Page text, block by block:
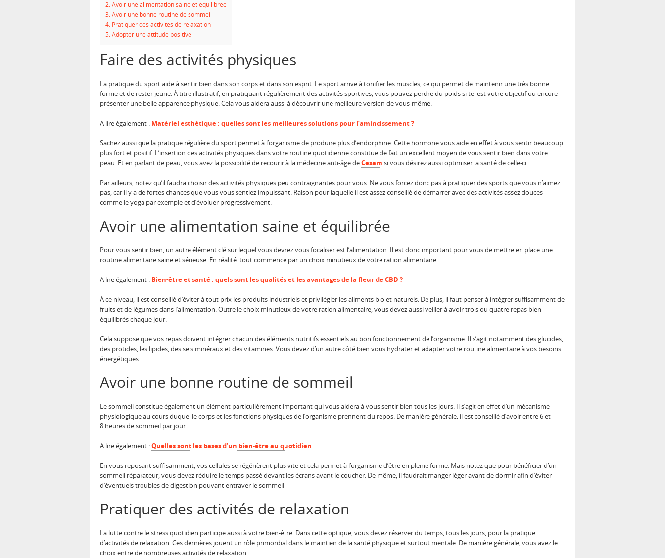
2.Avoir une alimentation saine et équilibrée
3.Avoir une bonne routine de sommeil
4. Pratiquer des activités de relaxation
5.Adopter une attitude positive
Faire des activités physiques
La pratique du sport aide à sentir bien dans son corps et dans son esprit. Le sport arrive à tonifier les muscles, ce qui permet de maintenir une très bonne
forme et de rester jeune. À titre illustratif, en pratiquant régulièrement des activités sportives, vous pouvez perdre du poids si tel est votre objectif ou encore
présenter une belle apparence physique. Cela vous aidera aussi à découvrir une meilleure version de vous-même.
A lire également : Matériel esthétique : quelles sont les meilleures solutions pour l’amincissement ?
Sachez aussi que la pratique régulière du sport permet à l’organisme de produire plus d’endorphine. Cette hormone vous aide en effet à vous sentir beaucoup
plus fort et positif. L’insertion des activités physiques dans votre routine quotidienne constitue de fait un excellent moyen de vous sentir bien dans votre
peau. Et en parlant de peau, vous avez la possibilité de recourir à la médecine anti-âge deCesam si vous désirez aussi optimiser la santé de celle-ci.
Par ailleurs, notez qu’il faudra choisir des activités physiques peu contraignantes pour vous. Ne vous forcez donc pas à pratiquer des sports que vous n’aimez
pas, car il y a de fortes chances que vous vous sentiez impuissant. Raison pour laquelle il est assez conseillé de démarrer avec des activités assez douces
comme le yoga par exemple et d’évoluer progressivement.
Avoir une alimentation saine et équilibrée
Pour vous sentir bien, un autre élément clé sur lequel vous devrez vous focaliser est l’alimentation. Il est donc important pour vous de mettre en place une
routine alimentaire saine et sérieuse. En réalité, tout commence par un choix minutieux de votre ration alimentaire.
A lire également : Bien-être et santé : quels sont les qualités et les avantages de la fleur de CBD ?
À ce niveau, il est conseillé d’éviter à tout prix les produits industriels et privilégier les aliments bio et naturels. De plus, il faut penser à intégrer suffisamment de
fruits et de légumes dans l’alimentation. Outre le choix minutieux de votre ration alimentaire, vous devez aussi veiller à avoir trois ou quatre repas bien
équilibrés chaque jour.
Cela suppose que vos repas doivent intégrer chacun des éléments nutritifs essentiels au bon fonctionnement de l’organisme. Il s’agit notamment des glucides,
des protides, les lipides, des sels minéraux et des vitamines. Vous devez d’un autre côté bien vous hydrater et adapter votre routine alimentaire à vos besoins
énergétiques.
Avoir une bonne routine de sommeil
Le sommeil constitue également un élément particulièrement important qui vous aidera à vous sentir bien tous les jours. Il s’agit en effet d’un mécanisme
physiologique au cours duquel le corps et les fonctions physiques de l’organisme prennent du repos. De manière générale, il est conseillé d’avoir entre 6 et
8 heures de sommeil par jour.
A lire également :Quelles sont les bases d’un bien-être au quotidien
En vous reposant suffisamment, vos cellules se régénèrent plus vite et cela permet à l’organisme d’être en pleine forme. Mais notez que pour bénéficier d’un
sommeil réparateur, vous devez réduire le temps passé devant les écrans avant le coucher. De même, il faudrait manger léger avant de dormir afin d’éviter
d’éventuels troubles de digestion pouvant entraver le sommeil.
Pratiquer des activités de relaxation
La lutte contre le stress quotidien participe aussi à votre bien-être. Dans cette optique, vous devez réserver du temps, tous les jours, pour la pratique
d’activités de relaxation. Ces dernières jouent un rôle primordial dans le maintien de la santé physique et surtout mentale. De manière générale, vous avez le
choix entre de nombreuses activités de relaxation.